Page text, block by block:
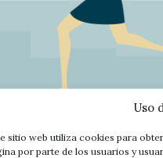
Uso
sitio web utiliza cookies para
por parte de los usuarios y
Editorial
Nuestro punto
un mismo
Espacio de